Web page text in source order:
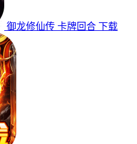
御龙修仙传 卡牌回合 下载